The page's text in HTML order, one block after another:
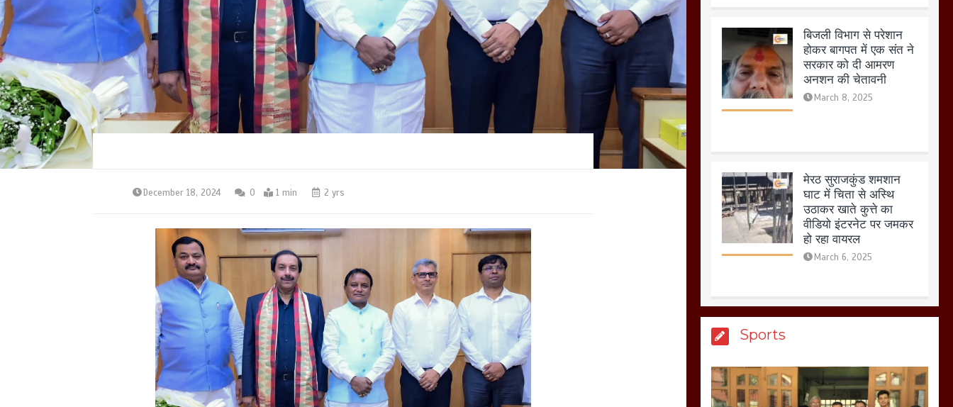
December 18, 2024 0 1 min 2 yrs
मेरठ सुराजकुंड शमशान
घाट में चिता से अस्थि
उठाकर खाते कुत्ते का
वीडियो इंटरनेट पर जमकर
हो रहा वायरल
होलिका रखने पर लात मार
कर होलिका को किया तहस
नहस,मोहल्ले वालों के साथ
की गई गाली गलोच ,कहा
अगर रखी गई होली तो होगा
खून खराबा,
क्या कहा मौलाना कारी
शफीकुर्रहमान रहमान ने
Sports